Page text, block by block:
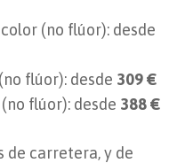
(no flúor): desde
flúor): desde 309 €
flúor): desde 388€
de carretera, y de